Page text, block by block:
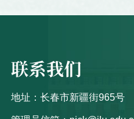
联系我们
地址：长春市新疆街965号